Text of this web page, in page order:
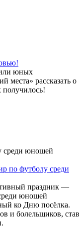
юных
места» рассказать о
по футболу среди
праздник —
юношей
ко Дню посёлка.
и болельщиков, став